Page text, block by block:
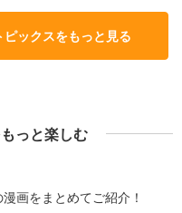
ックスをもっと見る
っと楽しむ
画をまとめてご紹介！